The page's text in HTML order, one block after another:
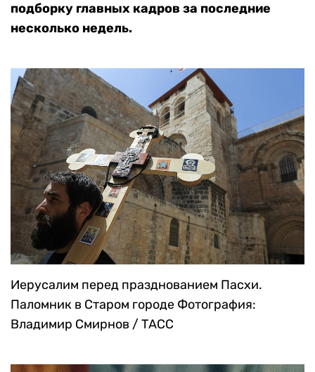
подборку главных кадров за последние
несколько недель.
Иерусалим перед празднованием Пасхи.
Паломник в Старом городе Фотография:
Владимир Смирнов / ТАСС